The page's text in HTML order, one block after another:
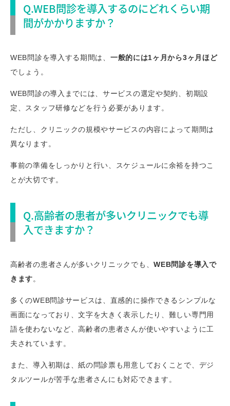
Q.WEB問診を導入するのにどれくらい期
間がかかりますか？
WEB問診を導入する期間は、 一般的には1ヶ月から3ヶ月ほど
でしょう。
WEB問診の導入までには、サービスの選定や契約、初期設
定、スタッフ研修などを行う必要があります。
ただし、クリニックの規模やサービスの内容によって期間は
異なります。
事前の準備をしっかりと行い、スケジュールに余裕を持つこ
とが大切です。
Q.高齢者の患者が多いクリニックでも導
入できますか？
高齢者の患者さんが多いクリニックでも、WEB問診を導入で
きます。
多くのWEB問診サービスは、直感的に操作できるシンプルな
画面になっており、文字を大きく表示したり、難しい専門用
語を使わないなど、高齢者の患者さんが使いやすいように工
夫されています。
また、導入初期は、紙の問診票も用意しておくことで、デジ
タルツールが苦手な患者さんにも対応できます。